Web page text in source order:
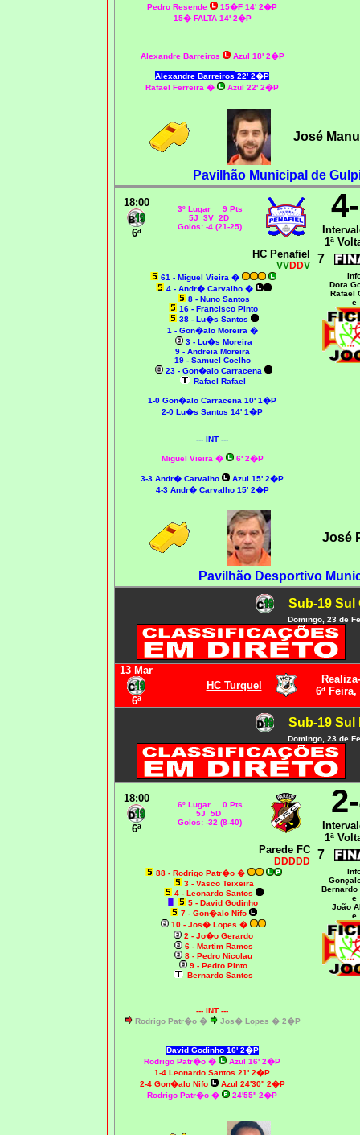
Pedro Resende
15�F 14' 2�P
15� FALTA 14' 2�P
Alexandre Barreiros Azul 18' 2�P
Alexandre Barreiros 22' 2�P
Rafael Ferreira �
Azul 22' 2�P
José
Pavilhão Municipal de
18:00
6ª
3º Lugar 9 Pts
5J 3V 2D
Golos: -4 (21-25)
1ª
HC Penafiel
VVDDV 7
61 - Miguel Vieira �
4 - Andr� Carvalho �
8 - Nuno Santos
16 - Francisco Pinto
38 - Lu�s Santos
1 - Gon�alo Moreira �
3 - Lu�s Moreira
9 - Andreia Moreira
19 - Samuel Coelho
23 - Gon�alo Carracena
Rafael Rafael
1-0 Gon�alo Carracena 10' 1�P
2-0 Lu�s Santos 14' 1�P
--- INT ---
Miguel Vieira � 6' 2�P
3-3 Andr� Carvalho
Azul 15' 2�P
4-3 Andr� Carvalho 15' 2�P
Dora
Rafael
e
José
Pavilhão Desportivo
Sub-19 Sul
Domingo, 23 de
13 Mar
6ª
HC Turquel
6ª Feira,
Sub-19 Sul
Domingo, 23 de
18:00
6ª
6º Lugar 0 Pts
5J 5D
Golos: -32 (8-40)
1ª
Parede FC
DDDDD 7
88 - Rodrigo Patr�o �
3 - Vasco Teixeira
4 - Leonardo Santos
5 - David Godinho
7 - Gon�alo Nifo
10 - Jos� Lopes �
2 - Jo�o Gerardo
6 - Martim Ramos
8 - Pedro Nicolau
9 - Pedro Pinto
Bernardo Santos
--- INT ---
Rodrigo Patr�o �
Jos� Lopes � 2�P
David Godinho 16' 2�P
Rodrigo Patr�o �
Azul 16' 2�P
1-4 Leonardo Santos 21' 2�P
2-4 Gon�alo Nifo
Azul 24'30'' 2�P
Rodrigo Patr�o � 24'55'' 2�P
Bernardo
e
João
e